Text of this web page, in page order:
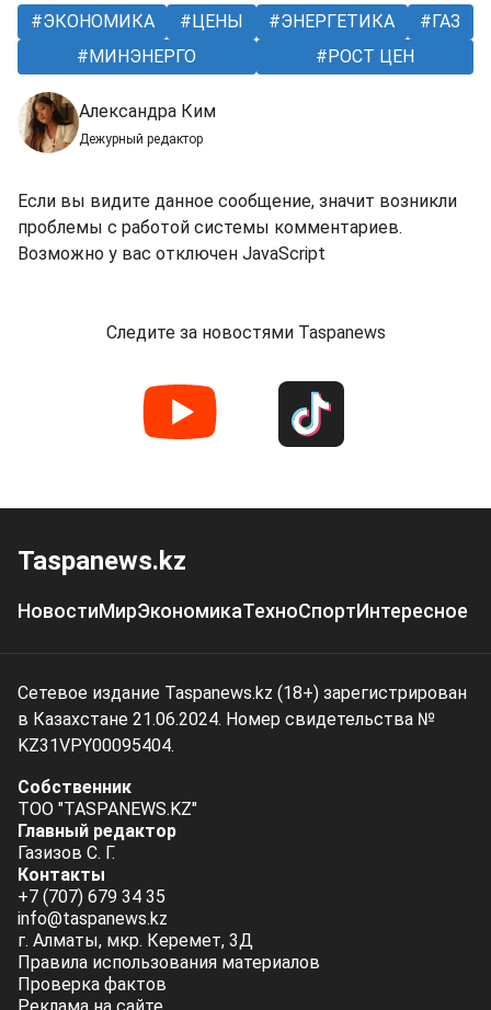
ЭКОНОМИКА ЦЕНЫ ЭНЕРГЕТИКА
ГАЗ
МИНЭНЕРГО
РОСТ ЦЕН
Александра Ким
Дежурный редактор
Если вы видите данное сообщение, значит возникли
проблемы с работой системы комментариев.
Возможно у вас отключен JavaScript
Следите за новостями Taspanews
Taspanews.kz
НовостиМирЭкономикаТехноСпортИнтересное
Сетевое издание Taspanews.kz (18+) зарегистрирован
в Казахстане 21.06.2024. Номер свидетельства №
KZ31VPY00095404.
Собственник
ТОО "TASPANEWS.KZ"
Главный редактор
Газизов С. Г.
Контакты
+7 (707) 679 34 35
info@taspanews.kz
г. Алматы, мкр. Керемет, 3Д
Правила использования материалов
Проверка фактов